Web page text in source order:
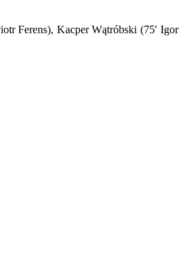
Ferens), Kacper Wątróbski (75′ Igor